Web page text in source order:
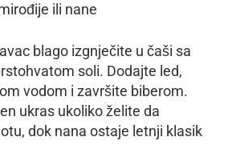
ili nane
blago izgnječite u čaši sa
soli. Dodajte led,
vodom i završite biberom.
ukras ukoliko želite da
dok nana ostaje letnji klasik